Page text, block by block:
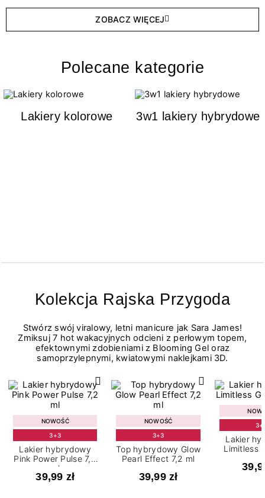
ZOBACZ WIĘCEJ
Polecane kategorie
Lakiery kolorowe 3w1 lakiery hybrydowe
Kolekcja Rajska Przygoda
Stwórz swój viralowy, letni manicure jak Sara James!
Zmiksuj 7 hot wakacyjnych odcieni z perłowym topem,
efektownymi zdobieniami z Blooming Gel oraz
samoprzylepnymi, kwiatowymi naklejkami 3D.
NOWOŚĆ
3+3
Lakier hybrydowy
Pink Power Pulse 7,2
ml
39,99 zł
NOWOŚĆ
3+3
Top hybrydowy Glow
Pearl Effect 7,2 ml
39,99 zł
Lakier
Limitless